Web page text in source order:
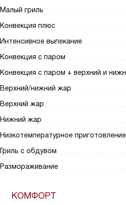
Малый гриль
Конвекция плюс
Интенсивное выпекание
Конвекция с паром
Конвекция с паром + верхний и
Верхний/нижний жар
Верхний жар
Нижний жар
Низкотемпературное приготовление
Гриль с обдувом
Размораживание
КОМФОРТ